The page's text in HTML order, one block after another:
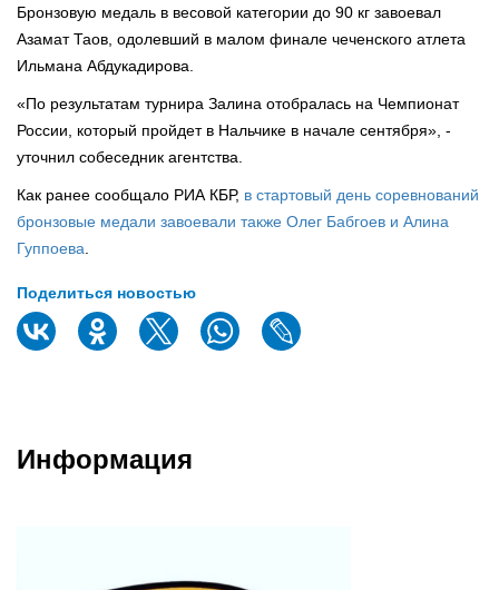
Бронзовую медаль в весовой категории до 90 кг завоевал
Азамат Таов, одолевший в малом финале чеченского атлета
Ильмана Абдукадирова.
«По результатам турнира Залина отобралась на Чемпионат
России, который пройдет в Нальчике в начале сентября», -
уточнил собеседник агентства.
Как ранее сообщало РИА КБР, в стартовый день соревнований
бронзовые медали завоевали также Олег Бабгоев и Алина
Гуппоева
Поделиться новостью
Информация